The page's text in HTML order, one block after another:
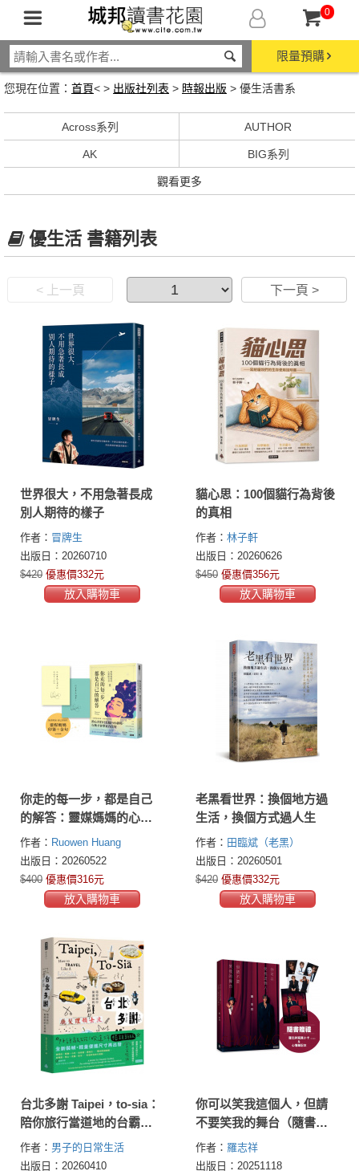
0
限量預購
您現在位置： 首頁< > 出版社列表 > 時報出版 > 優生活書系
Across系列 AUTHOR
AK BIG系列
觀看更多
優生活 書籍列表
< 上一頁 下一頁 >
世界很大，不用急著長成
別人期待的樣子
作者： 冒牌生
出版日：20260710
$420 優惠價332元
放入購物車
貓心思：100個貓行為背後
的真相
作者： 林子軒
出版日：20260626
$450 優惠價356元
放入購物車
你走的每一步，都是自己
的解答：靈媒媽媽的心靈
解答書8（附作家印簽+金
句扉頁，兩款隨機）
作者： Ruowen Huang
出版日：20260522
$400 優惠價316元
放入購物車
老黑看世界：換個地方過
生活，換個方式過人生
作者： 田臨斌（老黑）
出版日：20260501
$420 優惠價332元
放入購物車
台北多謝 Taipei，to-sia：
陪你旅行當道地的台霸郎
How to travel like a
local（中英雙語English／
作者： 男子的日常生活
出版日：20260410
你可以笑我這個人，但請
不要笑我的舞台（隨書贈
禮：羅志祥寫真小卡5張 &
心情筆記本乙本）
作者： 羅志祥
出版日：20251118